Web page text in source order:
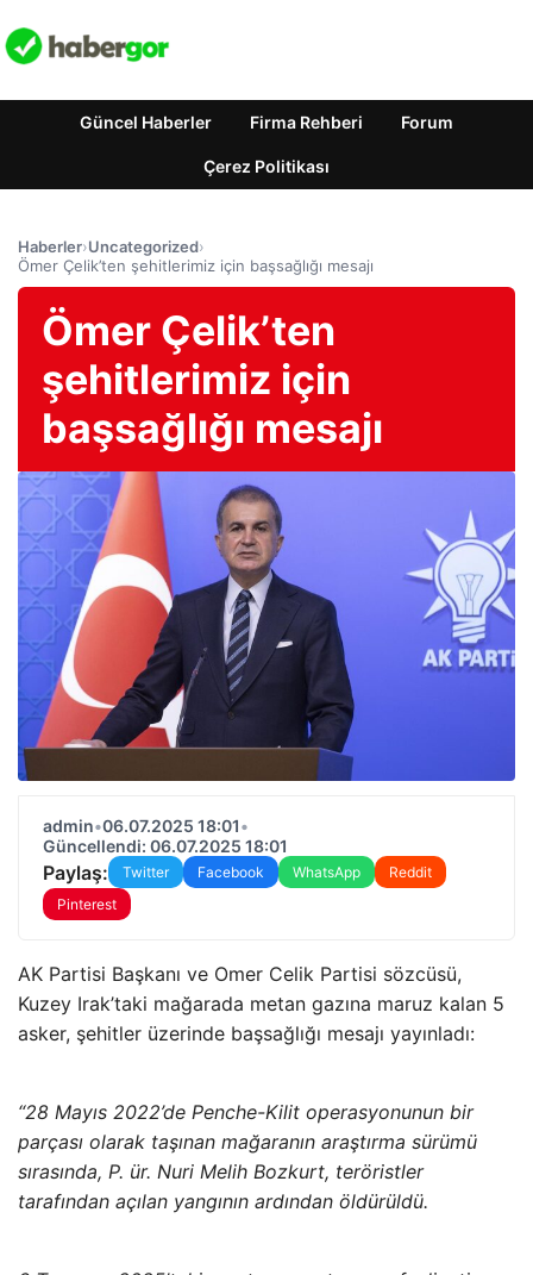
Güncel Haberler Firma Rehberi Forum
Çerez Politikası
Haberler›Uncategorized›
Ömer Çelik’ten şehitlerimiz için başsağlığı mesajı
Ömer Çelik’ten
şehitlerimiz için
başsağlığı mesajı
admin•06.07.2025 18:01•
Güncellendi: 06.07.2025 18:01
Paylaş: Twitter Facebook WhatsApp
Reddit
Pinterest
AK Partisi Başkanı ve Omer Celik Partisi sözcüsü,
Kuzey Irak’taki mağarada metan gazına maruz kalan 5
asker, şehitler üzerinde başsağlığı mesajı yayınladı:
“28 Mayıs 2022’de Penche-Kilit operasyonunun bir
parçası olarak taşınan mağaranın araştırma sürümü
sırasında, P. ür. Nuri Melih Bozkurt, teröristler
tarafından açılan yangının ardından öldürüldü.